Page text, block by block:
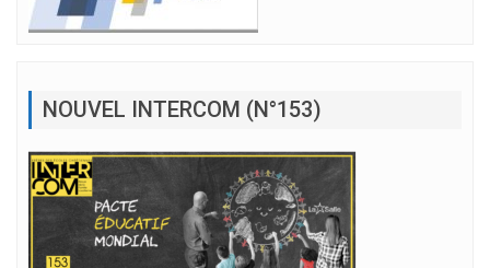
NOUVEL INTERCOM (N°153)